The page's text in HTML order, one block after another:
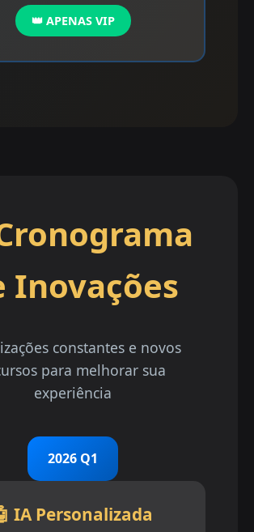
👑 APENAS VIP
Inovações
constantes e novos
para melhorar sua
experiência
2026 Q1
IA Personalizada